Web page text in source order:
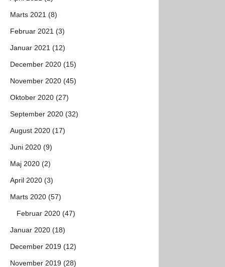
Marts 2021 (8)
Februar 2021 (3)
Januar 2021 (12)
December 2020 (15)
November 2020 (45)
Oktober 2020 (27)
September 2020 (32)
August 2020 (17)
Juni 2020 (9)
Maj 2020 (2)
April 2020 (3)
Marts 2020 (57)
Februar 2020 (47)
Januar 2020 (18)
December 2019 (12)
November 2019 (28)